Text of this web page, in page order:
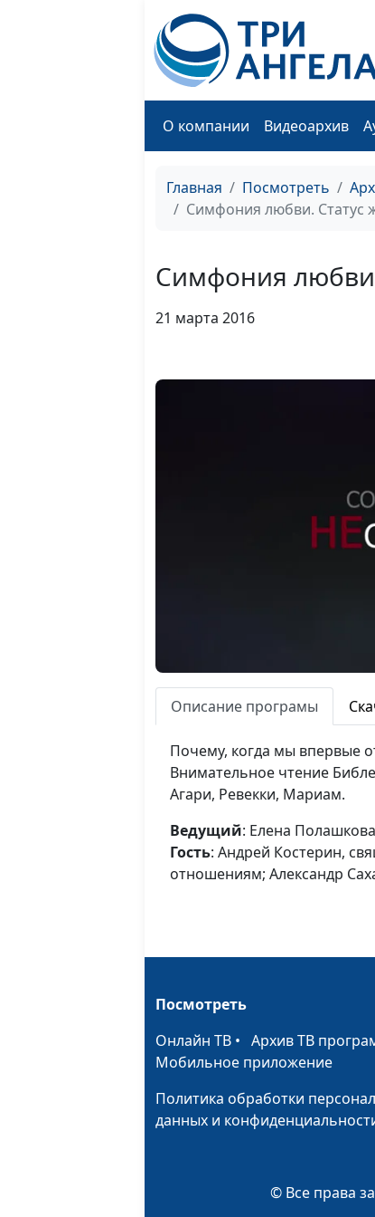
О компании Видеоархив
Главная Посмотреть
Симфония любви.
Симфония
21 марта 2016
Описание програмы
Почему, когда мы впервые
Внимательное чтение
Агари, Ревекки, Мариам.
Ведущий: Елена Полашкова
Гость: Андрей Костерин,
отношениям; Александр
Посмотреть
Онлайн ТВ • Архив ТВ
Мобильное приложение
Политика обработки
данных и
© Все права